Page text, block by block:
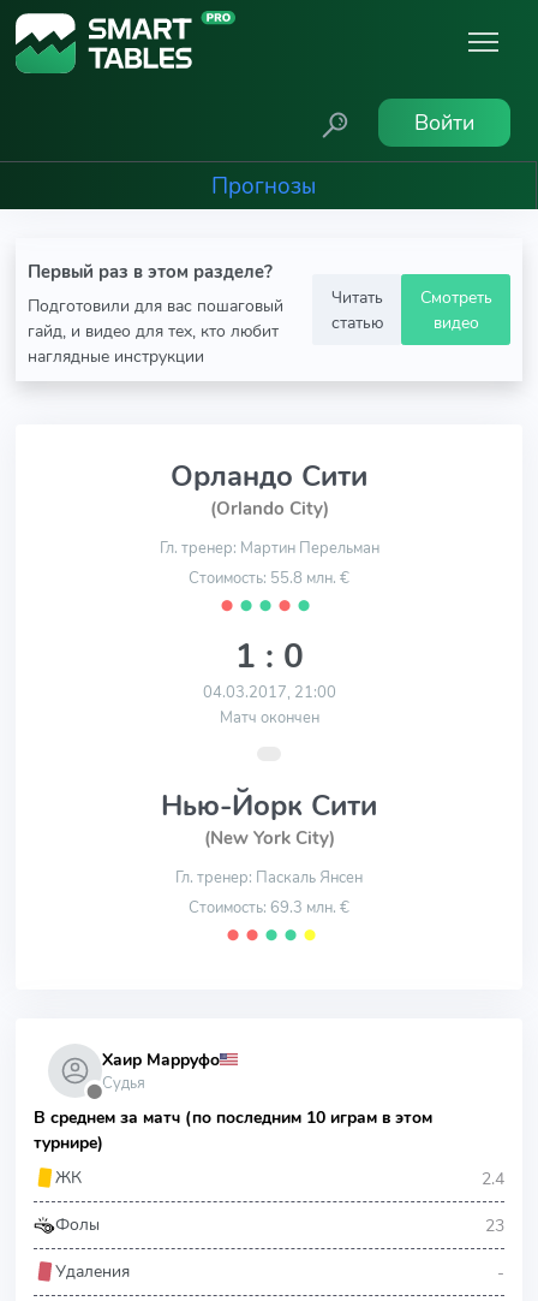
Войти
Прогнозы
Первый раз в этом разделе?
Подготовили для вас пошаговый
гайд, и видео для тех, кто любит
наглядные инструкции
Читать
статью
Смотреть
видео
Орландо Сити
(Orlando City)
Гл. тренер: Мартин Перельман
Стоимость: 55.8 млн. €
⬤ ⬤ ⬤ ⬤ ⬤
1 : 0
04.03.2017, 21:00
Матч окончен
Нью-Йорк Сити
(New York City)
Гл. тренер: Паскаль Янсен
Стоимость: 69.3 млн. €
⬤ ⬤ ⬤ ⬤ ⬤
⬤
Хаир Марруфо
Судья
В среднем за матч (по последним 10 играм в этом
турнире)
ЖК
2.4
Фолы 23
Удаления -